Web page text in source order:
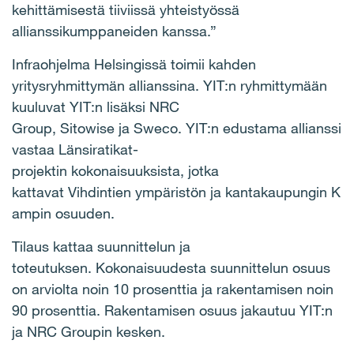
kehittämisestä tiiviissä yhteistyössä
allianssikumppaneiden kanssa.”
Infraohjelma Helsingissä toimii kahden
yritysryhmittymän allianssina. YIT:n ryhmittymään
kuuluvat YIT:n lisäksi NRC
Group, Sitowise ja Sweco. YIT:n edustama allianssi
vastaa Länsiratikat-
projektin kokonaisuuksista, jotka
kattavat Vihdintien ympäristön ja kantakaupungin K
ampin osuuden.
Tilaus kattaa suunnittelun ja
toteutuksen. Kokonaisuudesta suunnittelun osuus
on arviolta noin 10 prosenttia ja rakentamisen noin
90 prosenttia. Rakentamisen osuus jakautuu YIT:n
ja NRC Groupin kesken.